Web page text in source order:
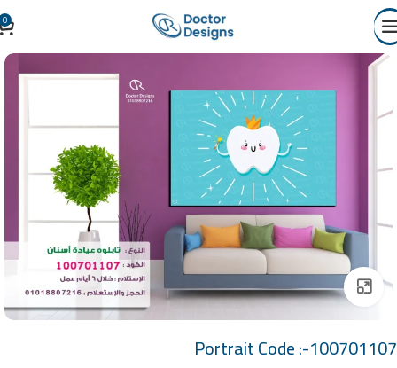
0
Click to enlarge
Portrait Code :-100701107